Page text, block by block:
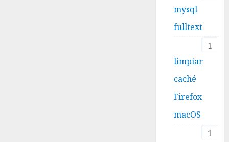
mysql
fulltext
1
limpiar
caché
Firefox
macOS
1